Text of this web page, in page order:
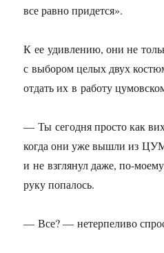
все равно придется».
К ее удивлению, они не
с выбором целых двух
отдать их в работу
— Ты сегодня просто как
когда они уже вышли из
и не взглянул даже, по-
руку попалось.
— Все? — нетерпеливо